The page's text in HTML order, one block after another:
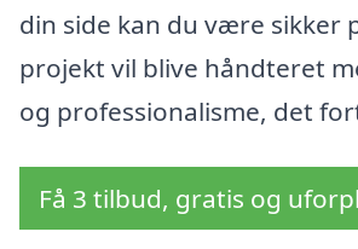
din side kan du være sikker
projekt vil blive håndteret
og professionalisme, det
Få 3 tilbud, gratis og